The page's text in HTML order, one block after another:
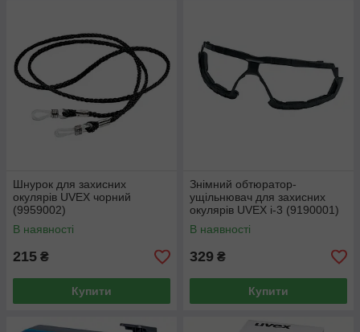
Шнурок для захисних
окулярів UVEX чорний
(9959002)
В наявності
215 ₴
Купити
Знімний обтюратор-
ущільнювач для захисних
окулярів UVEX i-3 (9190001)
В наявності
329 ₴
Купити